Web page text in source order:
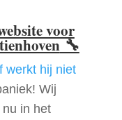
voor
🔧
werkt hij niet
Wij
in het